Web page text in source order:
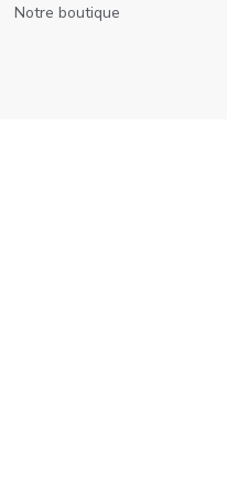
Notre boutique